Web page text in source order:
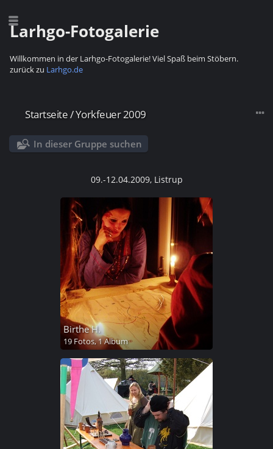
Larhgo-Fotogalerie
Willkommen in der Larhgo-Fotogalerie! Viel Spaß beim Stöbern.
zurück zu Larhgo.de
Startseite/Yorkfeuer 2009
In dieser Gruppe suchen
09.-12.04.2009, Listrup
Birthe H.
19 Fotos,1 Album